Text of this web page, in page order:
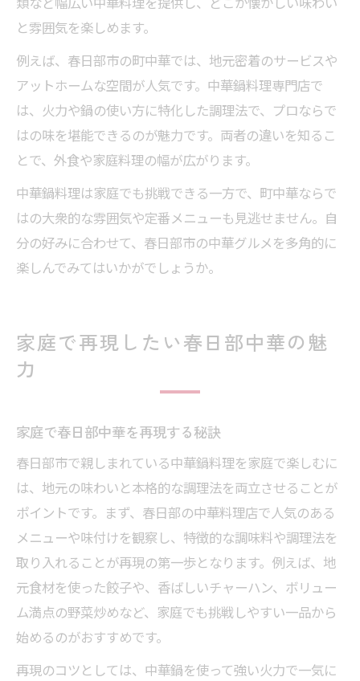
と雰囲気を楽しめます。
例えば、春日部市の町中華では、地元密着のサービスや
アットホームな空間が人気です。中華鍋料理専門店で
は、火力や鍋の使い方に特化した調理法で、プロならで
はの味を堪能できるのが魅力です。両者の違いを知るこ
とで、外食や家庭料理の幅が広がります。
中華鍋料理は家庭でも挑戦できる一方で、町中華ならで
はの大衆的な雰囲気や定番メニューも見逃せません。自
分の好みに合わせて、春日部市の中華グルメを多角的に
楽しんでみてはいかがでしょうか。
家庭で再現したい春日部中華の魅
力
家庭で春日部中華を再現する秘訣
春日部市で親しまれている中華鍋料理を家庭で楽しむに
は、地元の味わいと本格的な調理法を両立させることが
ポイントです。まず、春日部の中華料理店で人気のある
メニューや味付けを観察し、特徴的な調味料や調理法を
取り入れることが再現の第一歩となります。例えば、地
元食材を使った餃子や、香ばしいチャーハン、ボリュー
ム満点の野菜炒めなど、家庭でも挑戦しやすい一品から
始めるのがおすすめです。
再現のコツとしては、中華鍋を使って強い火力で一気に